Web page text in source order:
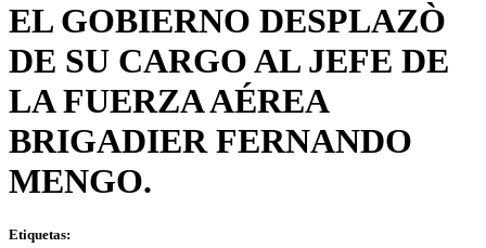
EL GOBIERNO DESPLAZÒ
DE SU CARGO AL JEFE DE
LA FUERZA AÉREA
BRIGADIER FERNANDO
MENGO.
Etiquetas: